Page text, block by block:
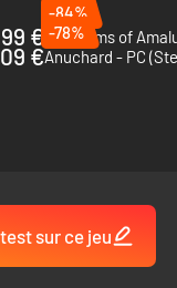
€
-84%
Kingdoms of
€
-78%
Anuchard - PC
sur ce jeu